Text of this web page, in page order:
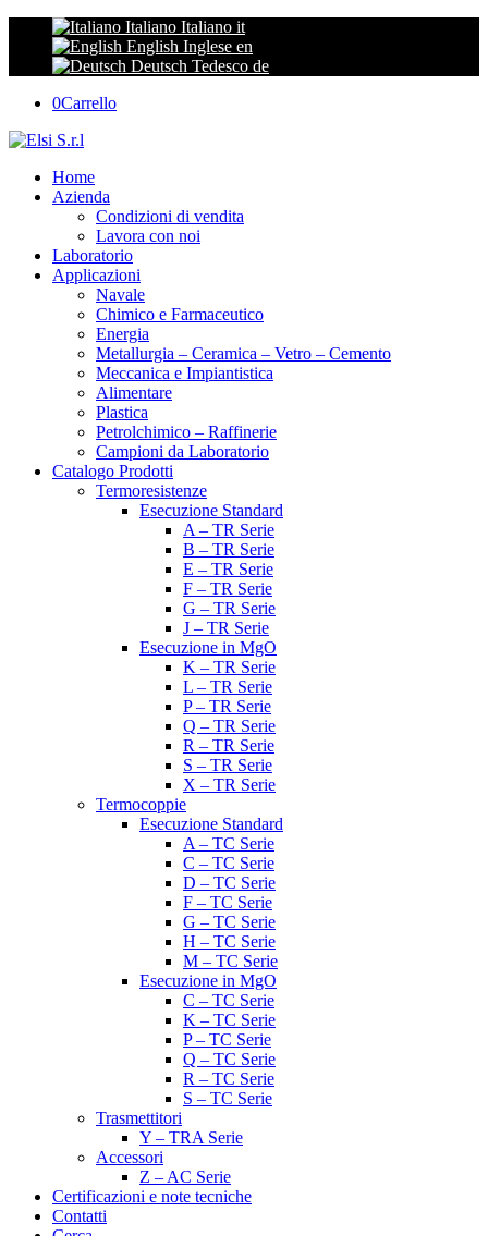
Italiano Italiano it
English Inglese en
Deutsch Tedesco de
0Carrello
Home
Azienda
Condizioni di vendita
Lavora con noi
Laboratorio
Applicazioni
Navale
Chimico e Farmaceutico
Energia
Metallurgia – Ceramica – Vetro – Cemento
Meccanica e Impiantistica
Alimentare
Plastica
Petrolchimico – Raffinerie
Campioni da Laboratorio
Catalogo Prodotti
Termoresistenze
Esecuzione Standard
A – TR Serie
B – TR Serie
E – TR Serie
F – TR Serie
G – TR Serie
J – TR Serie
Esecuzione in MgO
K – TR Serie
L – TR Serie
P – TR Serie
Q – TR Serie
R – TR Serie
S – TR Serie
X – TR Serie
Termocoppie
Esecuzione Standard
A – TC Serie
C – TC Serie
D – TC Serie
F – TC Serie
G – TC Serie
H – TC Serie
M – TC Serie
Esecuzione in MgO
C – TC Serie
K – TC Serie
P – TC Serie
Q – TC Serie
R – TC Serie
S – TC Serie
Trasmettitori
Y – TRA Serie
Accessori
Z – AC Serie
Certificazioni e note tecniche
Contatti